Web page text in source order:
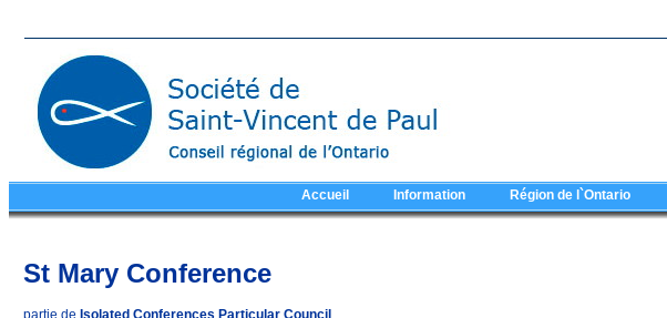
Accueil Information Région de l`Ontario
St Mary Conference
partie de Isolated Conferences Particular Council